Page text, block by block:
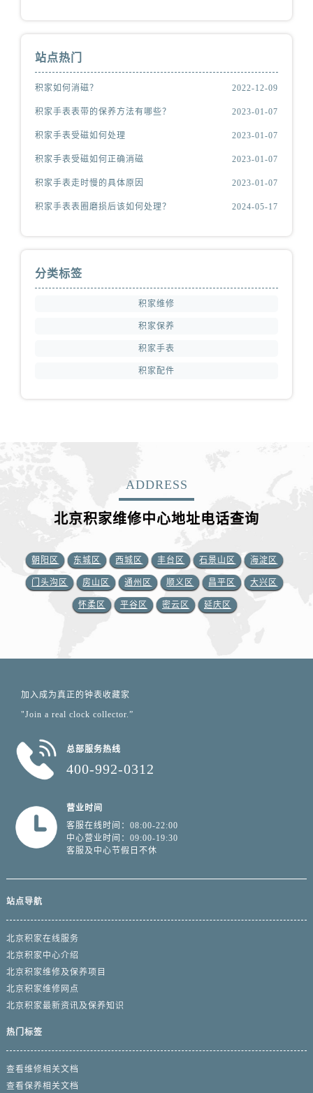
站点热门
积家如何消磁？ 2022-12-09
积家手表表带的保养方法有哪些？ 2023-01-07
积家手表受磁如何处理 2023-01-07
积家手表受磁如何正确消磁 2023-01-07
积家手表走时慢的具体原因 2023-01-07
积家手表表圈磨损后该如何处理？ 2024-05-17
分类标签
积家维修
积家保养
积家手表
积家配件
ADDRESS
北京积家维修中心地址电话查询
朝阳区 东城区 西城区 丰台区 石景山区 海淀区
门头沟区 房山区 通州区 顺义区 昌平区 大兴区
怀柔区 平谷区 密云区 延庆区
加入成为真正的钟表收藏家
"Join a real clock collector.”
总部服务热线
400-992-0312
营业时间
客服在线时间：08:00-22:00
中心营业时间：09:00-19:30
客服及中心节假日不休
站点导航
北京积家在线服务
北京积家中心介绍
北京积家维修及保养项目
北京积家维修网点
北京积家最新资讯及保养知识
热门标签
查看维修相关文档
查看保养相关文档